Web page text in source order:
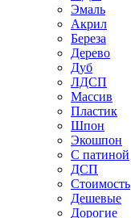
Эмаль
Акрил
Береза
Дерево
Дуб
ЛДСП
Массив
Пластик
Шпон
Экошпон
С патиной
ДСП
Стоимость
Дешевые
Дорогие